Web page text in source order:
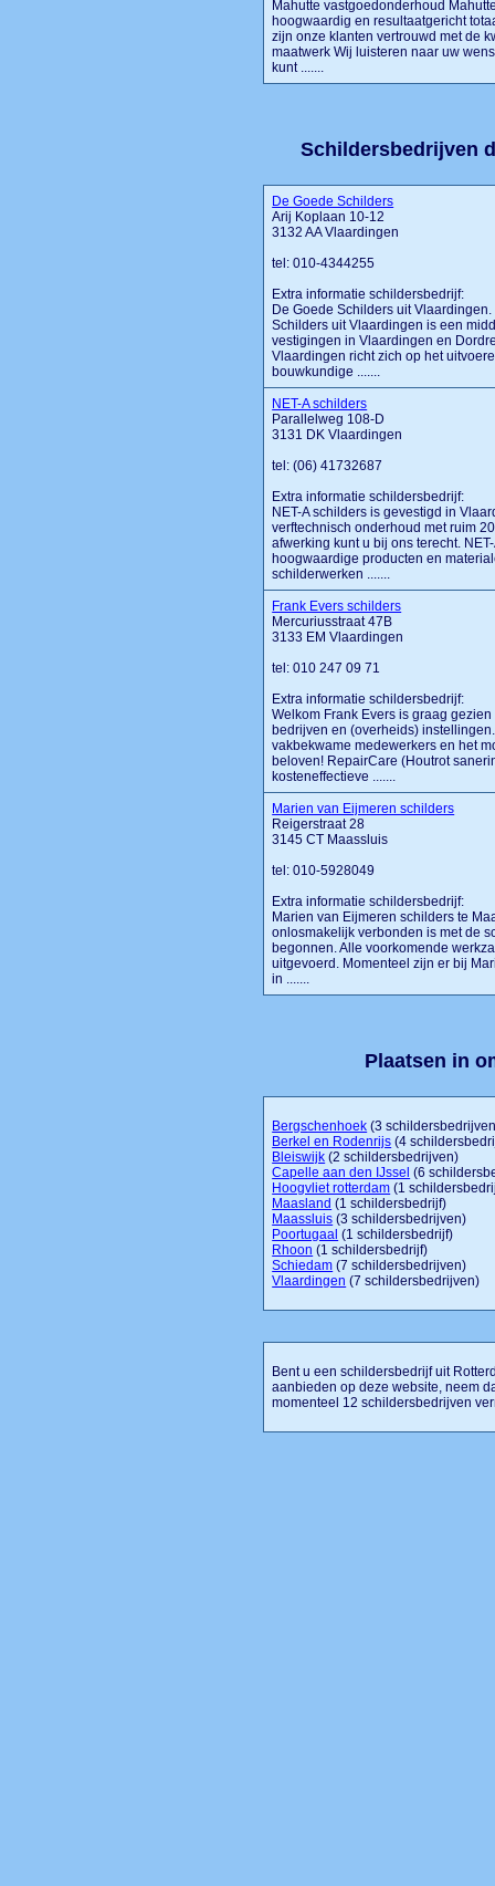
Mahutte vastgoedonderhoud
hoogwaardig en resultaatgericht
zijn onze klanten vertrouwd met de
maatwerk Wij luisteren naar uw
kunt .......
Schildersbedrijven
De Goede Schilders
Arij Koplaan 10-12
3132 AA Vlaardingen
tel: 010-4344255
Extra informatie schildersbedrijf:
De Goede Schilders uit
Schilders uit Vlaardingen is een
vestigingen in Vlaardingen en
Vlaardingen richt zich op het
bouwkundige .......
NET-A schilders
Parallelweg 108-D
3131 DK Vlaardingen
tel: (06) 41732687
Extra informatie schildersbedrijf:
NET-A schilders is gevestigd in
verftechnisch onderhoud met ruim
afwerking kunt u bij ons terecht.
hoogwaardige producten en
schilderwerken .......
Frank Evers schilders
Mercuriusstraat 47B
3133 EM Vlaardingen
tel: 010 247 09 71
Extra informatie schildersbedrijf:
Welkom Frank Evers is graag
bedrijven en (overheids)
vakbekwame medewerkers en het
beloven! RepairCare (Houtrot
kosteneffectieve .......
Marien van Eijmeren schilders
Reigerstraat 28
3145 CT Maassluis
tel: 010-5928049
Extra informatie schildersbedrijf:
Marien van Eijmeren schilders te
onlosmakelijk verbonden is met de
begonnen. Alle voorkomende
uitgevoerd. Momenteel zijn er bij
in .......
Plaatsen in
Bergschenhoek (3
Berkel en Rodenrijs (4
Bleiswijk (2 schildersbedrijven)
Capelle aan den IJssel (6
Hoogvliet rotterdam (1
Maasland (1 schildersbedrijf)
Maassluis (3 schildersbedrijven)
Poortugaal (1 schildersbedrijf)
Rhoon (1 schildersbedrijf)
Schiedam (7 schildersbedrijven)
Vlaardingen (7 schildersbedrijven)
Bent u een schildersbedrijf uit
aanbieden op deze website, neem
momenteel 12 schildersbedrijven